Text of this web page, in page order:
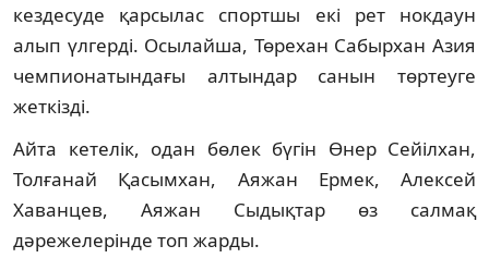
кездесуде қарсылас спортшы екі рет нокдаун
алып үлгерді. Осылайша, Төрехан Сабырхан Азия
чемпионатындағы алтындар санын төртеуге
жеткізді.
Айта кетелік, одан бөлек бүгін Өнер Сейілхан,
Толғанай Қасымхан, Аяжан Ермек, Алексей
Хаванцев, Аяжан Сыдықтар өз салмақ
дәрежелерінде топ жарды.